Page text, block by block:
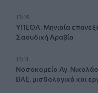
13:19
ΥΠΕΘΑ: Μηνιαία
Σαουδική Αραβία
13:11
Νοσοκομείο Αγ.
ΒΑΕ, μισθολογικά και